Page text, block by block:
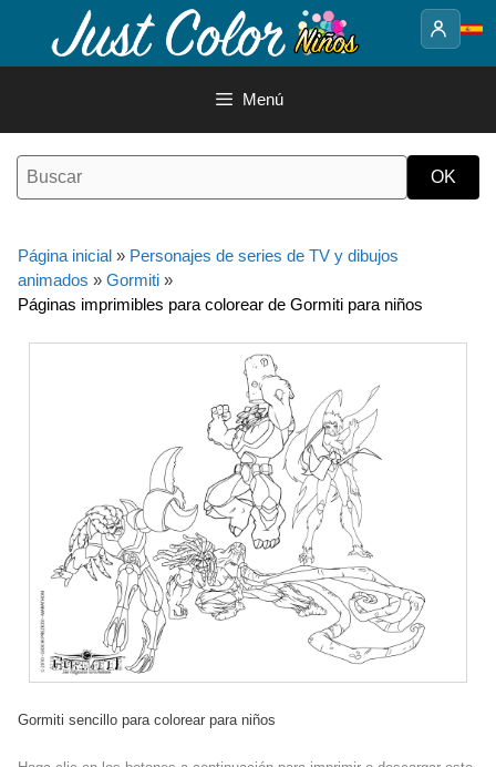
contenido
Menú
Página inicial » Personajes de series de TV y dibujos
animados » Gormiti »
Páginas imprimibles para colorear de Gormiti para niños
Gormiti sencillo para colorear para niños